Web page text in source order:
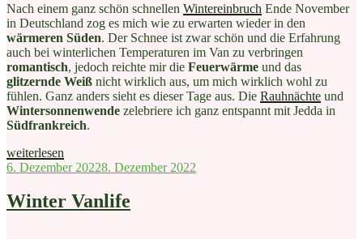
Nach einem ganz schön schnellen Wintereinbruch Ende November
in Deutschland zog es mich wie zu erwarten wieder in den
wärmeren Süden. Der Schnee ist zwar schön und die Erfahrung
auch bei winterlichen Temperaturen im Van zu verbringen
romantisch, jedoch reichte mir die Feuerwärme und das
glitzernde Weiß nicht wirklich aus, um mich wirklich wohl zu
fühlen. Ganz anders sieht es dieser Tage aus. Die Rauhnächte und
Wintersonnenwende zelebriere ich ganz entspannt mit Jedda in
Südfrankreich.
„Wieder
unterwegs“
weiterlesen
Veröffentlicht
6. Dezember 20228. Dezember 2022
Winter Vanlife